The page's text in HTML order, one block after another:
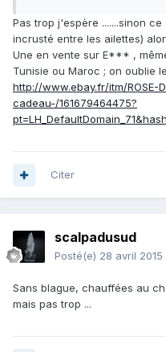
Pas trop j'espère .......sinon
incrusté entre les ailettes)
Une en vente sur E*** ,
Tunisie ou Maroc ; on oublie
http://www.ebay.fr/itm/ROSE-
cadeau-/161679464475?
Citer
scalpadusud
Posté(e) 28 avril 2015
Sans blague, chauffées au
mais pas trop ...